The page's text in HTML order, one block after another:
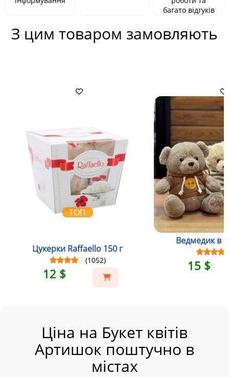
багато відгуків
З цим товаром замовляють
ТОП
Цукерки Raffaello 150 г
(1052)
12 $
Ведмедик в
15 $
Ціна на Букет квітів
Артишок поштучно в
містах